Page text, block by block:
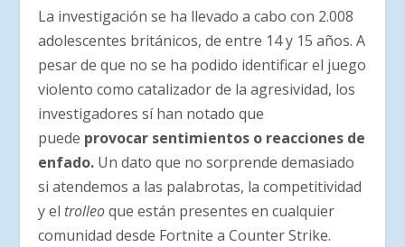
La investigación se ha llevado a cabo con 2.008
adolescentes británicos, de entre 14 y 15 años. A
pesar de que no se ha podido identificar el juego
violento como catalizador de la agresividad, los
investigadores sí han notado que
puede provocar sentimientos o reacciones de
enfado. Un dato que no sorprende demasiado
si atendemos a las palabrotas, la competitividad
y el trolleoque están presentes en cualquier
comunidad desde Fortnite a Counter Strike.